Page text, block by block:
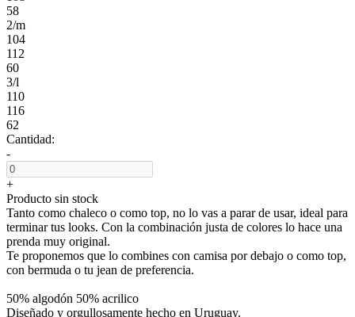
58
2/m
104
112
60
3/l
110
116
62
Cantidad:
-
+
Producto sin stock
Tanto como chaleco o como top, no lo vas a parar de usar, ideal para
terminar tus looks. Con la combinación justa de colores lo hace una
prenda muy original.
Te proponemos que lo combines con camisa por debajo o como top,
con bermuda o tu jean de preferencia.
50% algodón 50% acrilico
Diseñado y orgullosamente hecho en Uruguay.